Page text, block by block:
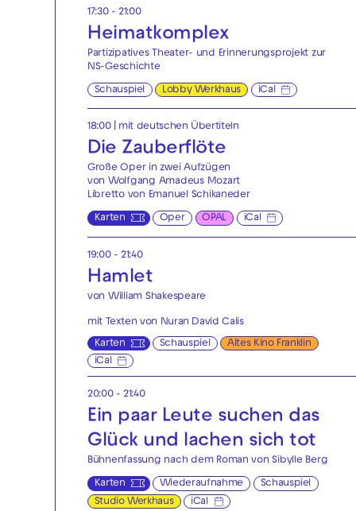
17:30 - 21:00
Heimatkomplex
Partizipatives Theater- und Erinnerungsprojekt zur
NS-Geschichte
Schauspiel Lobby Werkhaus iCal
18:00| mit deutschen Übertiteln
Die Zauberflöte
Große Oper in zwei Aufzügen
von Wolfgang Amadeus Mozart
Libretto von Emanuel Schikaneder
Karten Oper OPAL iCal
19:00 - 21:40
Hamlet
von William Shakespeare
mit Texten von Nuran David Calis
Karten Schauspiel
Altes Kino Franklin
iCal
20:00 - 21:40
Ein paar Leute suchen das
Glück und lachen sich tot
Bühnenfassung nach dem Roman von Sibylle Berg
Karten Wiederaufnahme
Schauspiel
Studio Werkhaus
iCal